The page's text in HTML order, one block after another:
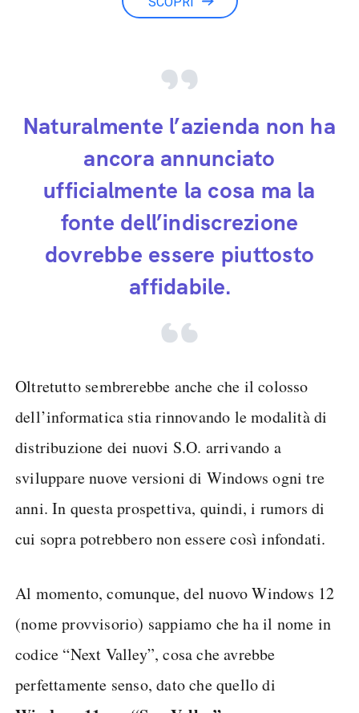
Naturalmente l’azienda non ha
ancora annunciato
ufficialmente la cosa ma la
fonte dell’indiscrezione
dovrebbe essere piuttosto
affidabile.
Oltretutto sembrerebbe anche che il colosso
dell’informatica stia rinnovando le modalità di
distribuzione dei nuovi S.O. arrivando a
sviluppare nuove versioni di Windows ogni tre
anni. In questa prospettiva, quindi, i rumors di
cui sopra potrebbero non essere così infondati.
Al momento, comunque, del nuovo Windows 12
(nome provvisorio) sappiamo che ha il nome in
codice “Next Valley”, cosa che avrebbe
perfettamente senso, dato che quello di